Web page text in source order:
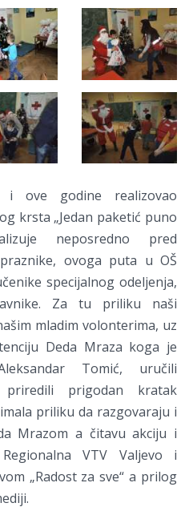
ove godine realizovao
krsta „Jedan paketić puno
neposredno pred
ovoga puta u OŠ
specijalnog odeljenja,
Za tu priliku naši
mladim volonterima, uz
Deda Mraza koga je
Tomić, uručili
prigodan kratak
priliku da razgovaraju i
Mrazom a čitavu akciju i
VTV Valjevo i
„Radost za sve“ a prilog